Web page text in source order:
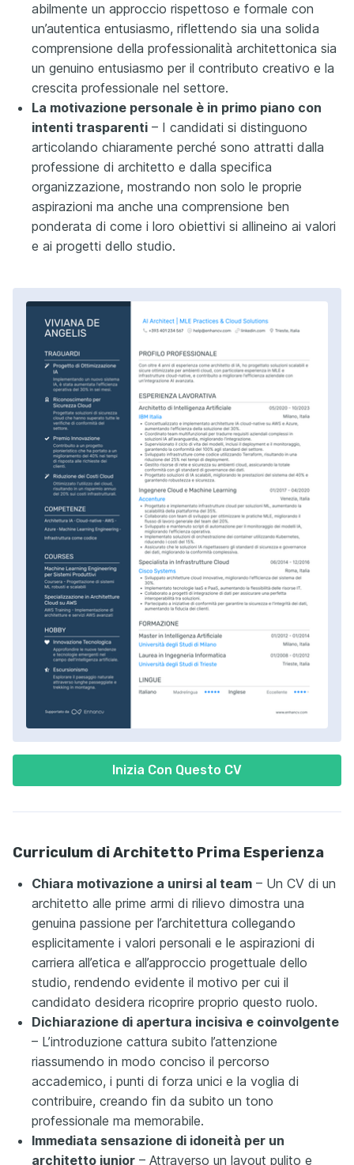
Inizia Con Questo CV
abilmente un approccio rispettoso e formale con
un’autentica entusiasmo, riflettendo sia una solida
comprensione della professionalità architettonica sia
un genuino entusiasmo per il contributo creativo e la
crescita professionale nel settore.
La motivazione personale è in primo piano con
intenti trasparenti – I candidati si distinguono
articolando chiaramente perché sono attratti dalla
professione di architetto e dalla specifica
organizzazione, mostrando non solo le proprie
aspirazioni ma anche una comprensione ben
ponderata di come i loro obiettivi si allineino ai valori
e ai progetti dello studio.
Curriculum di Architetto Prima Esperienza
Chiara motivazione a unirsi al team – Un CV di un
architetto alle prime armi di rilievo dimostra una
genuina passione per l’architettura collegando
esplicitamente i valori personali e le aspirazioni di
carriera all’etica e all’approccio progettuale dello
studio, rendendo evidente il motivo per cui il
candidato desidera ricoprire proprio questo ruolo.
Dichiarazione di apertura incisiva e coinvolgente
– L’introduzione cattura subito l’attenzione
riassumendo in modo conciso il percorso
accademico, i punti di forza unici e la voglia di
contribuire, creando fin da subito un tono
professionale ma memorabile.
Immediata sensazione di idoneità per un
architetto junior – Attraverso un layout pulito e